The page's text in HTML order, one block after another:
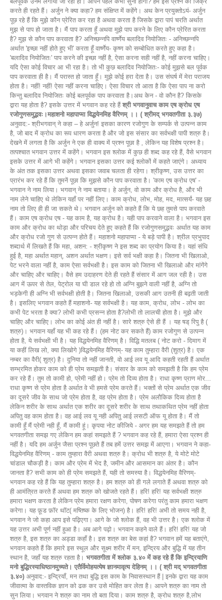
करते ही रहते हैं। अर्जुन ने क्या कहा? हम संक्षिप्त में कहेंगे। अथ केन प्रयुक्तोऽयं- अर्जुन
पूछ रहे हैं कि मुझे कौन प्रेरित कर रहा है अथवा करता है जिसके द्वारा पापं चरति अर्थात
मुझ से पाप हो जाता है। मैं पाप करता हूँ अथवा मुझे पाप करने के लिए कौन प्रेरित करता
है? मुझ से कौन पाप करवाता है? अनिच्छन्नपि वार्ष्णेय बलादिव नियोजितः - अनिच्छन्नपि
अर्थात 'इच्छा नहीं होते हुए भी' करता हूँ वार्ष्णेय- कृष्ण को सम्बोधित करते हुए कहा है।
'बलादिव नियोजितः' पाप करने की इच्छा नहीं है, ऐसा करना सही नहीं है, नहीं करना चाहिए।
यदि ऐसा कोई विचार आ भी रहा है। तो भी कुछ बलादिव नियोजितः- कोई मुझसे बल पूर्वक
पाप करवाता ही है। मैं परास्त हो जाता हूँ। मुझे कोई हरा देता है। उस संघर्ष में मेरा पराजय
होता है। नहीं! नहीं! ऐसा नहीं करना चाहिए। ऐसा विचार तो आता है कि ऐसा पाप ना करो
किन्तु बलादिव नियोजितः कोई बलपूर्वक पाप करवाता है।अथ केन - वो कौन है? किसके
द्वारा यह होता है? इसके उत्तर में भगवान कह रहे हैं श्री भगवानुवाच काम एष क्रोध एष
रजोगुणसमुद्भवः।महाशनो महापाप्मा विद्धयेनमिह वैरिणम् ।। ( श्रीमद् भगवतगीता ३.३७)
अनुवाद:- श्रीभगवान् ने कहा – हे अर्जुन! इसका कारण रजोगुण के सम्पर्क से उत्पन्न काम
है, जो बाद में क्रोध का रूप धारण करता है और जो इस संसार का सर्वभक्षी पापी शत्रु है।
देखने में लगता है कि अर्जुन ने एक ही वाक्य में प्रश्न पूछा है , लेकिन यह विशेष प्रश्न है।
तत्पश्चात भगवान उत्तर में कहेंगे। भगवान इस श्लोक में कुछ ही शब्द कह रहे हैं, वैसे भगवान
इसके उत्तर में आगे भी कहेंगे। भगवान इसका उत्तर कई श्लोकों में कहते जाएंगे। अध्याय
के अंत तक इसका उत्तर अथवा इसका जवाब चलता ही रहेगा। श्रीकृष्ण, उस उत्तर का
प्रारंभ कर रहे हैं कि तुमनें पूछा कि मुझसे कौन पाप करवाता है। 'काम एष क्रोध एष' -
भगवान ने नाम लिया। भगवान् ने नाम बताया। हे अर्जुन, वो काम और क्रोध है, और भी
नाम लेने चाहिए थे लेकिन यहाँ पर नहीं लिए। काम क्रोध, लोभ, मोह, मद, मात्सर्यं- यह छह
नाम तो लिए ही ही जा सकते थे। भगवान अर्जुन को कहते हैं कि ये छह तुमसे पाप करवाते
हैं। काम एष क्रोध एष - यह काम है, यह क्रोध है। यही पाप करवाने वाला है। भगवान इस
काम और क्रोध का थोड़ा और परिचय देते हुए कहते हैं कि रजोगुणसमुद्भवः अर्थात यह काम
और क्रोध रजो गुण से उत्पन्न होते हैं। महाशनो महापाप्मा - ये बड़े पापी है। श्रील प्रभुपाद
शब्दार्थ में लिखते हैं कि महा, अशन: - श्रीकृष्ण ने इस शब्द का प्रयोग किया है। यहां संधि
हुई है, महा अर्थात महान्, अशन अर्थात भक्षण। इसे सर्व भक्षी कहा है। जितना भी खिलाओ,
पेट भरने वाला नहीं है, काम ऐसा सर्वभक्षी है। इस काम को जितना भी खिलाओ और मांगेंगे
और चाहिए और चाहिए। वैसे हम उदाहरण देते ही रहते हैं संसार में आग जल रही है। उस
आग में ऊपर से तेल, पेट्रोल या घी डाल रहे हो तो अग्नि बुझने वाली नहीं है, अग्नि तो
भड़केगी ही अग्नि भी सर्वभक्षी होती है। जितना खिलाओ, उसकी आग उतनी ही बढ़ती जाती
है। इसलिए भगवान कहते हैं महाशनो- यह सर्वभक्षी है। यह काम, क्रोध, लोभ - लोभ का
कभी पेट भरता है क्या? लोभी कभी प्रसन्न होता है?लोभी तो लालची होता है। मुझे और
चाहिए और चाहिए। लोभ का कोई अंत ही नहीं है। सारे शत्रु ऐसे ही हैं । यह षड् रिपु है (
शत्रु)। भगवान यहाँ यह भी कह रहे हैं। (हम नोट कर सकते हैं) काम रजोगुण से उत्पन्न
होता है, ये सर्वभक्षी भी है। यह विद्धयेनमिह वैरिणम् है। विद्धि मतलब ( नोट करो - दिमाग में
या कहीं लिख लो, क्या लिखोगे )विद्धयेनमिह वैरिणम्- यह काम तुम्हारा वैरी (शुत्र) है। एक
नम्बर का वैरी( शुत्र) है। दुनिया तो नहीं जानती, वो आई लव यू आदि कहती रहती हैं अर्थात
सम्भ्रमित होकर काम को ही प्रेम समझती है। संसार के काम को समझती है कि हम प्रेम
कर रहे हैं। तुम तो कामी हो, प्रेमी नहीं हो। प्रेम तो दिव्य होता है। राधा कृष्ण प्राण मोर...
राधा कृष्ण से प्रेम होता है अर्थात वे भी हमसे प्रेम करते हैं। भक्तों से प्रेम अर्थात एक जीव
का दूसरे जीव के साथ जो प्रेम होता है, वह प्रेम होता है। प्रेम अलौकिक दिव्य होता है
लेकिन शरीर के साथ अर्थात एक शरीर का दूसरे शरीर के साथ तथाकथित प्रेम नहीं होता
अपितु वह काम होता है। वह आई लव यू नही अपितु आई लसटी ऑफ यू होता है। मैं तो
कामी हूँ मैं प्रेमी नही हूँ, मैं कामी हूं। कृपया नोट कीजिये - अगर हम यह समझते हैं तो हम
भगवतगीता समझ गए लेकिन हम कहां समझते हैं ? भगवान कह रहे हैं, हमारा ऐसा प्रश्न ही
नहीं है। यदि हम अर्जुन जैसा प्रश्न पूछते हैं तब हमें उत्तर समझ में आएगा। भगवान ने कहा-
विद्धयेनमिह वैरिणम् - काम तुम्हारा वैरी अथवा शत्रु है। क्रोध भी शत्रु है, ये मोटे मोटे
चांडाल चौकड़ी है। काम और प्रेम में भेद है, जमीन और आसमान का अंतर है। कौन
जानता है? सभी काम को ही प्रेम समझते हैं, यही तो समस्या है। विद्धयेनमिह वैरिणम्-
भगवान कह रहे हैं कि यह तुम्हारा शत्रु है। हम शत्रु को ही गले लगाते हैं अथवा शत्रु को
ही आमंत्रित करते हैं अथवा हम शत्रु को खोजते रहते हैं। हरि! हरि! यह सर्वभक्षी शत्रु
हमारा भक्षण करता है लेकिन प्रेम हमारा रक्षण करेगा, पोषण करेगा परंतु काम हमारा भक्षण
करेगा। यह फ़ूड फ़ॉर थॉट( मष्तिष्क के लिए भोजन) है। हरि! हरि! अभी तो समय नही है,
भगवान ने जो कहा आप इसे पढ़िएगा। आगे के जो श्लोक हैं, वह भी उत्तर है। एक श्लोक में
यह उत्तर अभी पूर्ण नहीं हुआ है। अब आगे पढ़ो। भगवान कहने वाले हैं। हरि! हरि! यह जो
शत्रु है, इस शत्रु का अड्डा कहाँ है। इस शत्रु का बेस कहां है? भगवान हमें यह बताएंगे,
भगवान कहते हैं कि हमारे इस स्थूल और सूक्ष्म शरीर में मन, इन्द्रिय और बुद्धि में यह तीन
स्थान है, जहाँ यह शत्रु रहता है। भगवतगीता में श्लोक ३.४० में कह रहे हैं कि इन्द्रियाणि
मनो बुद्धिरस्याधिष्ठानमुच्यते। एतैर्विमोहयत्येष ज्ञानमावृत्य देहिनम् ।। ( श्री मद् भगवतगीता
३.४०) अनुवाद:- इन्द्रियाँ, मन तथा बुद्धि इस काम के निवासस्थान हैं | इनके द्वारा यह काम
जीवात्मा के वास्तविक ज्ञान को ढक कर उसे मोहित कर लेता है। आपने शत्रु का नाम तो
सुन लिया। भगवान ने शत्रु का नाम तो बता दिया। काम शत्रु है, क्रोध शत्रु है,लोभ